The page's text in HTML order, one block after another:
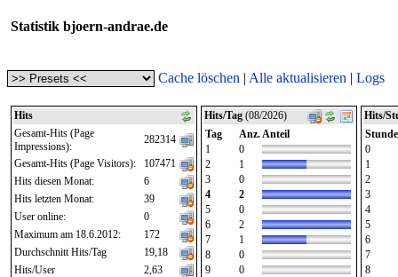
Statistik bjoern-andrae.de
Cache löschen | Alle aktualisieren | Logs
Hits
Gesamt-Hits (Page
Impressions):
282314
Gesamt-Hits (Page Visitors):
107471
Hits diesen Monat:
6
Hits letzten Monat:
39
User online:
0
Maximum am 18.6.2012:
172
Durchschnitt Hits/Tag
19,18
Hits/User
2,63
Hits/Tag (08/2026)
Tag
Anz. Anteil
1
0
2
1
3
0
4
2
5
0
6
2
7
1
8
0
9
0
Hits/
Stunde
0
1
2
3
4
5
6
7
8